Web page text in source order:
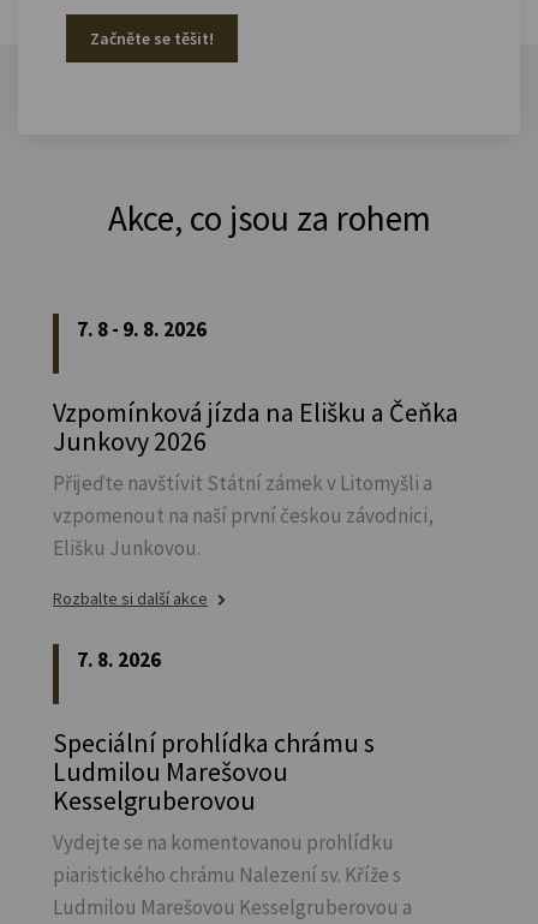
Začněte se těšit!
Akce, co jsou za rohem
7. 8 - 9. 8. 2026
Vzpomínková jízda na Elišku a Čeňka
Junkovy 2026
Přijeďte navštívit Státní zámek v Litomyšli a
vzpomenout na naší první českou závodnici,
Elišku Junkovou.
Rozbalte si další akce
7. 8. 2026
Speciální prohlídka chrámu s
Ludmilou Marešovou
Kesselgruberovou
Vydejte se na komentovanou prohlídku
piaristického chrámu Nalezení sv. Kříže s
Ludmilou Marešovou Kesselgruberovou a